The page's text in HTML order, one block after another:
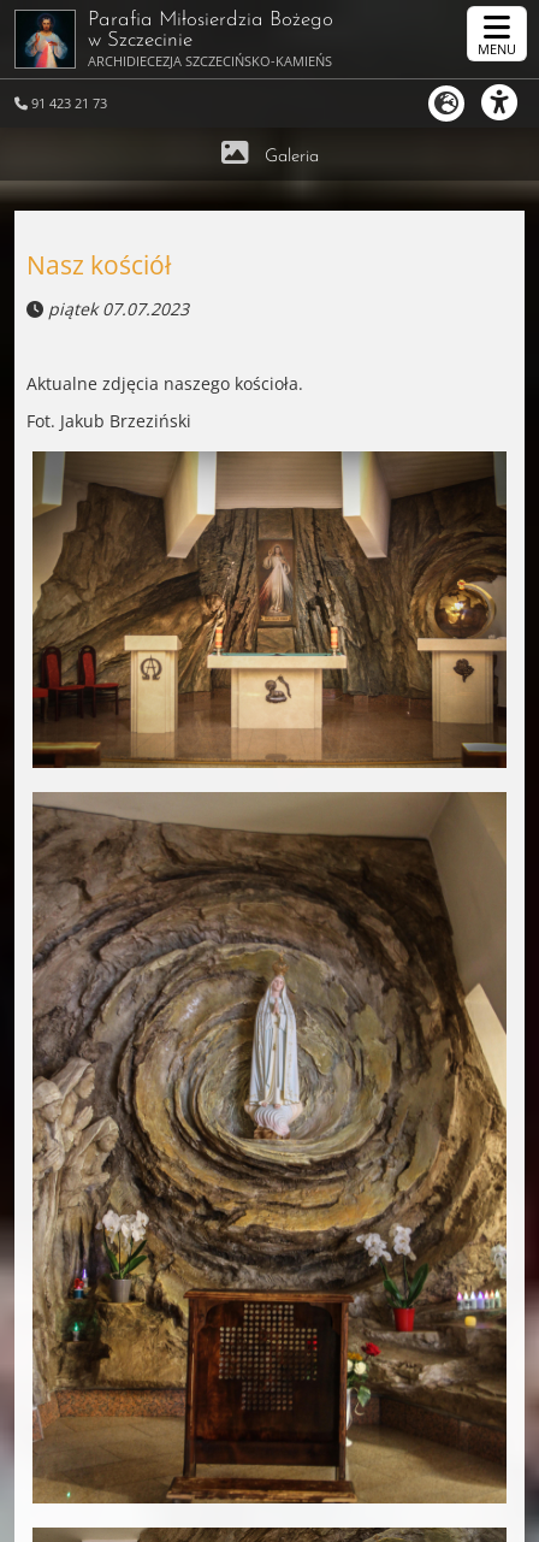
91 423 21 73
Parafia Miłosierdzia Bożego
w Szczecinie
ARCHIDIECEZJA SZCZECIŃSKO-KAMIEŃSKA
MENU
Galeria
Nasz kościół
piątek 07.07.2023
Aktualne zdjęcia naszego kościoła.
Fot. Jakub Brzeziński